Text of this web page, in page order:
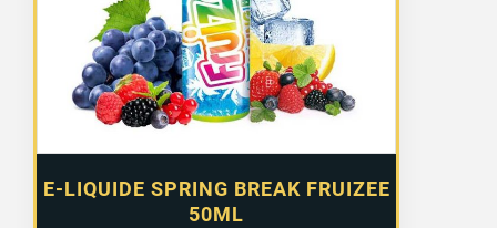
E-LIQUIDE SPRING BREAK FRUIZEE
50ML